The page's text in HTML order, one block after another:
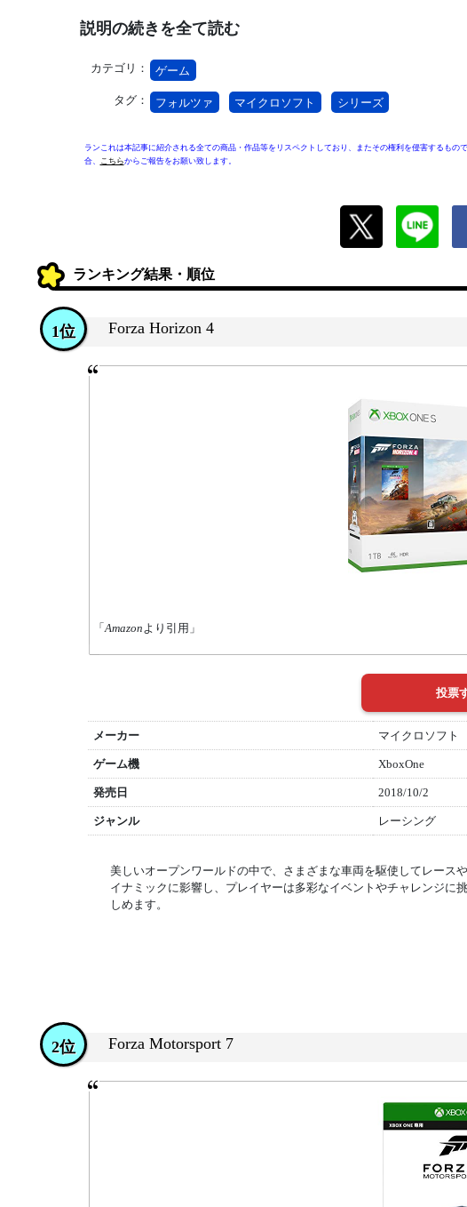
説明の続きを全て読む
カテゴリ： ゲーム
タグ： フォルツァ マイクロソフト シリーズ
ランこれは本記事に紹介される全ての商品・作品等をリスペクトしており、またその権利を侵害するもの
合、
こちらからご報告をお願い致します。
ランキング結果・順位
Forza Horizon 4
1位
「Amazonより引用」
メーカー マイクロソフト
ゲーム機 XboxOne
発売日 2018/10/2
ジャンル レーシング
美しいオープンワールドの中で、さまざまな車両を駆使してレース
イナミックに影響し、プレイヤーは多彩なイベントやチャレンジに
しめます。
Forza Motorsport 7
2位